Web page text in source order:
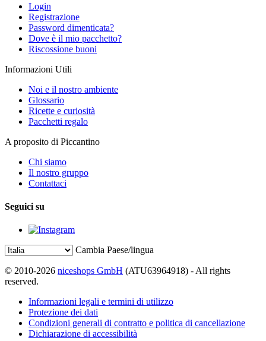
Login
Registrazione
Password dimenticata?
Dove è il mio pacchetto?
Riscossione buoni
Informazioni Utili
Noi e il nostro ambiente
Glossario
Ricette e curiosità
Pacchetti regalo
A proposito di Piccantino
Chi siamo
Il nostro gruppo
Contattaci
Seguici su
Cambia Paese/lingua
© 2010-2026 niceshops GmbH (ATU63964918) - All rights
reserved.
Informazioni legali e termini di utilizzo
Protezione dei dati
Condizioni generali di contratto e politica di cancellazione
Dichiarazione di accessibilità